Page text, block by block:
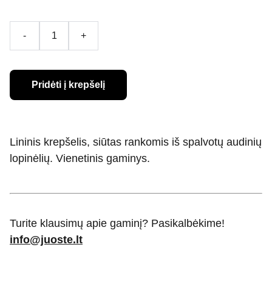
- +
Pridėti į krepšelį
Lininis krepšelis, siūtas rankomis iš spalvotų audinių
lopinėlių. Vienetinis gaminys.
Turite klausimų apie gaminį? Pasikalbėkime!
info@juoste.lt